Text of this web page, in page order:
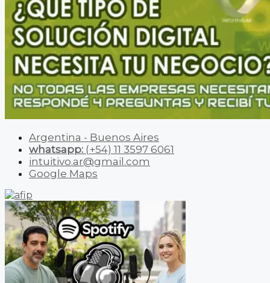
Argentina - Buenos Aires
whatsapp: (+54) 11 3597 6061
intuitivo.ar@gmail.com
Google Maps